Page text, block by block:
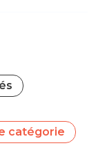
catégorie